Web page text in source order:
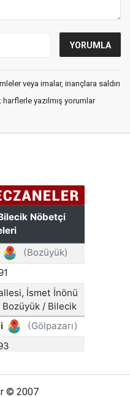
veya imalar, inançlara saldırı
yazılmış yorumlar
© 2007